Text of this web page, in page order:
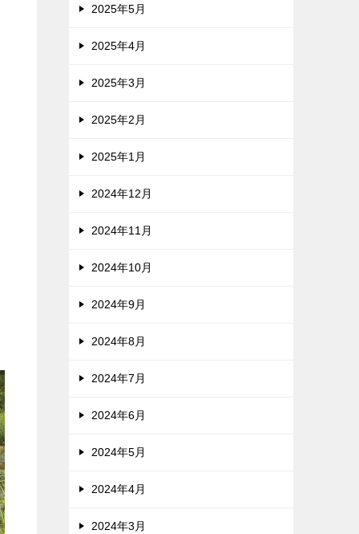
2025年5月
2025年4月
2025年3月
2025年2月
2025年1月
2024年12月
2024年11月
2024年10月
2024年9月
2024年8月
2024年7月
2024年6月
2024年5月
2024年4月
2024年3月